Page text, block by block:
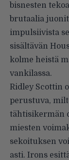
bisnesten
brutaalia
impulsiivista
sisältävän
kolme heistä
vankilassa.
Ridley Scottin
perustuva,
tähtisikermän
miesten
sekoituksen
asti. Irons